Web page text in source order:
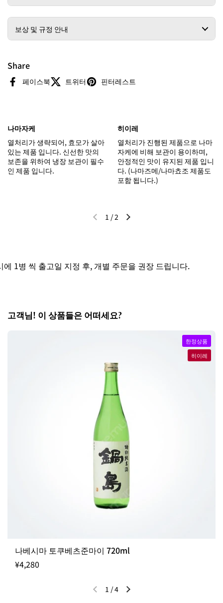
보상 및 규정 안내
Share
페이스북 트위터 핀터레스트
나마자케
열처리가 생략되어, 효모가 살아
있는 제품 입니다. 신선한 맛의
보존을 위하여 냉장 보관이 필수
인 제품 입니다.
히이레
열처리가 진행된 제품으로 나마
자케에 비해 보관이 용이하며,
안정적인 맛이 유지된 제품 입니
다. (나마즈메/나마쵸조 제품도
포함 됩니다.)
이전 슬라이드다음 슬라이드
1 /2
1병 씩 출고일 지정 후, 개별 주문을 권장 드립니다.
고객님! 이 상품들은 어떠세요?
나베시마 토쿠베츠준마이 720ml
¥4,280
한정상품
히이레
이전 슬라이드다음 슬라이드
1 /4